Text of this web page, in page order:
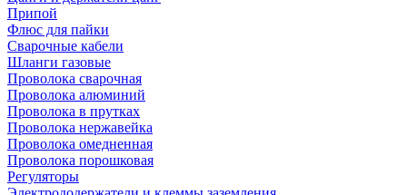
Припой
Флюс для пайки
Сварочные кабели
Шланги газовые
Проволока сварочная
Проволока алюминий
Проволока в прутках
Проволока нержавейка
Проволока омедненная
Проволока порошковая
Регуляторы